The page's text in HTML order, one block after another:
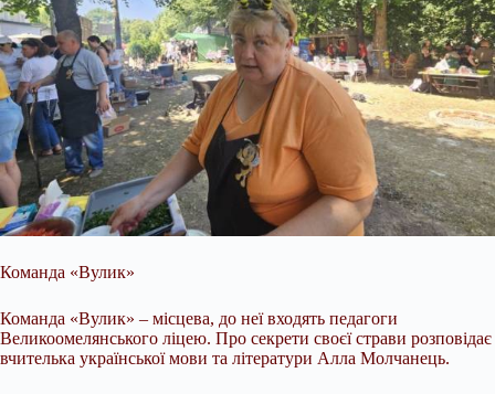
Команда «Вулик»
Команда «Вулик» – місцева, до неї входять педагоги
Великоомелянського ліцею. Про секрети своєї страви розповідає
вчителька української мови та літератури Алла Молчанець.